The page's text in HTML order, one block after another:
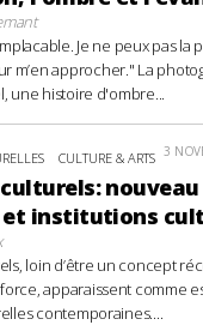
Je ne peux pas la
m’en approcher." La
une histoire d'ombre...
CULTURE & ARTS 3
institutions
loin d’être un concept
apparaissent comme
contemporaines....